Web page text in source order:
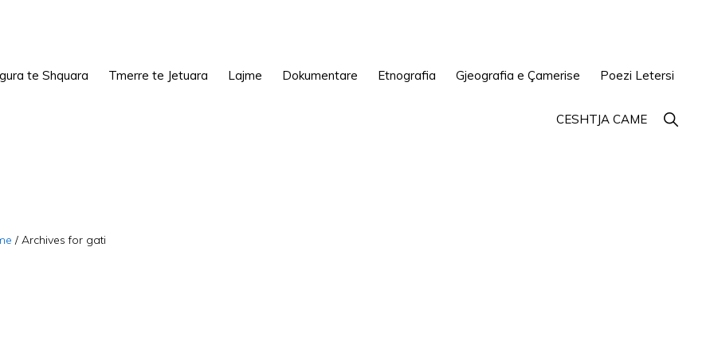
te Shquara Tmerre te Jetuara Lajme Dokumentare Etnografia Gjeografia e Çamerise Poezi Letersi
CESHTJA CAME Show
Search
/ Archives for gati